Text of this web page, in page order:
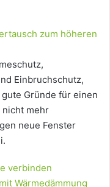
zum höheren
Einbruchschutz,
Gründe für einen
nicht mehr
neue Fenster
verbinden
Wärmedämmung